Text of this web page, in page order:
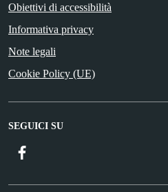
Obiettivi di accessibilità
Informativa privacy
Note legali
Cookie Policy (UE)
SEGUICI SU